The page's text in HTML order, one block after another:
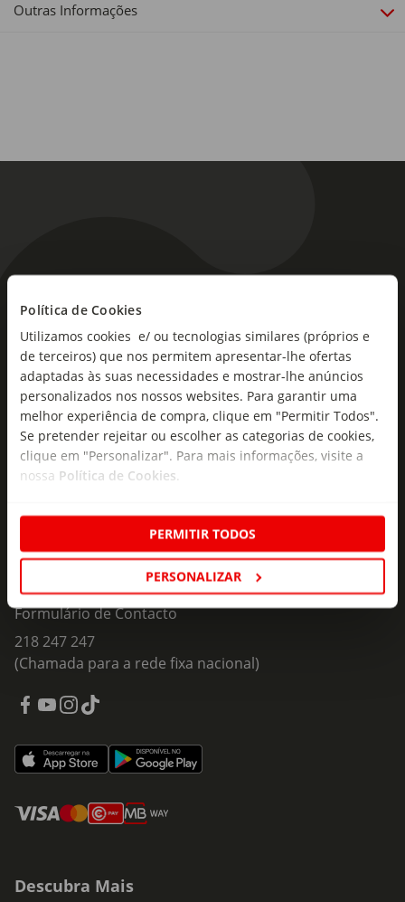
Política de Cookies
Utilizamos cookies e/ ou tecnologias similares (próprios e
de terceiros) que nos permitem apresentar-lhe ofertas
adaptadas às suas necessidades e mostrar-lhe anúncios
personalizados nos nossos websites. Para garantir uma
melhor experiência de compra, clique em "Permitir Todos".
Se pretender rejeitar ou escolher as categorias de cookies,
clique em "Personalizar". Para mais informações, visite a
nossa Política de Cookies
PERMITIR TODOS
PERSONALIZAR
Outras Informações
As novidades mais frescas no
seu e-mail!
Subscreva e descubra campanhas exclusivas,
ofertas e novidades para si.
Insira o seu e-
mail
Subscrever
Formulário de Contacto
218 247 247
(Chamada para a rede fixa nacional)
Descubra Mais